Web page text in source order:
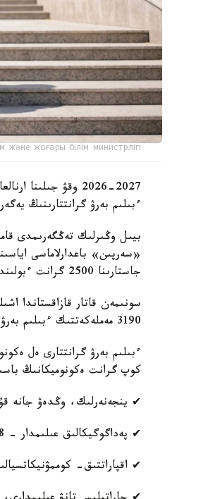
жоғары білім министрлігі
2026-2027 وقۋ
ءبىلىم بەرۋ گرانتتارىنىڭ
بيىل وڭىرلىك تەڭگەرىمدى
جاستارىنا 2500 گرانت ءبولىندى.
سونىمەن قاتار قازاقستاندا
3190 مەملەكەتتىك ءبىلىم بەرۋ گرانتى قاراستىرىلدى.
ءبىلىم بەرۋ گرانتتارى ەل
كوپ گرانت ەكونوميكانىڭ
✔ ينجەنەرلىك، وڭدەۋ جانە قۇرىلىس
✔ پەداگوگيكالىق عىلىمدار - 12228 گرانت؛
✔ اقپاراتتىق- كوممۋنيكاتسيالىق